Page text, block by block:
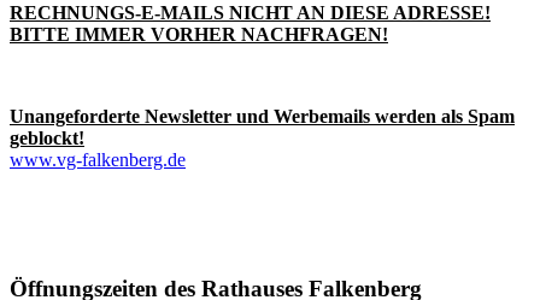
RECHNUNGS-E-MAILS NICHT AN DIESE ADRESSE!
BITTE IMMER VORHER NACHFRAGEN!
Unangeforderte Newsletter und Werbemails werden als Spam
geblockt!
www.vg-falkenberg.de
Öffnungszeiten des Rathauses Falkenberg